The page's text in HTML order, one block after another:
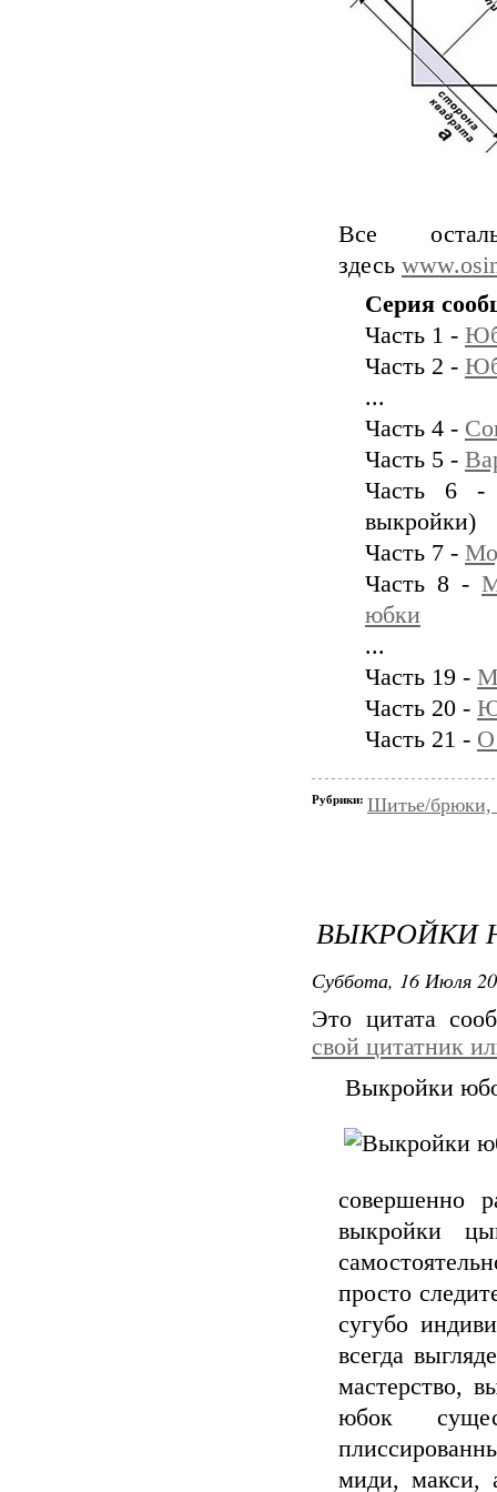
Все
здесь
Серия
Часть 1 -
Часть 2 -
...
Часть 4 -
Часть 5 -
Часть 6 -
выкройки)
Часть 7 -
Часть 8 -
юбки
...
Часть 19 -
Часть 20 -
Часть 21 - О
Рубрики: Шитье/брюки,
ВЫКРОЙКИ
Суббота, 16 Июля
Это цитата
свой цитатник
Выкройки
совершенно
выкройки
просто
сугубо
всегда
мастерство,
юбок
миди,